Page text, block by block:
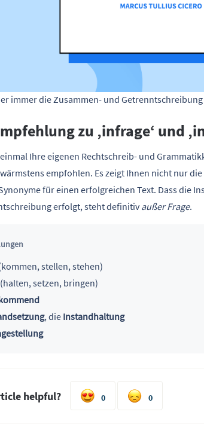
immer die Zusammen- und
zu ‚infrage‘ und
einmal Ihre eigenen Rechtschreib- und
empfohlen. Es zeigt Ihnen nicht nur
für einen erfolgreichen Text. Dass die
erfolgt, steht definitivaußer Frage.
stellen, stehen)
setzen, bringen)
, die Instandhaltung
helpful? 0 0